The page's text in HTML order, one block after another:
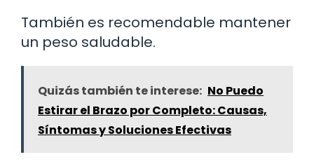
También es recomendable mantener
un peso saludable.
Quizás también te interese: No Puedo
Estirar el Brazo por Completo: Causas,
Síntomas y Soluciones Efectivas